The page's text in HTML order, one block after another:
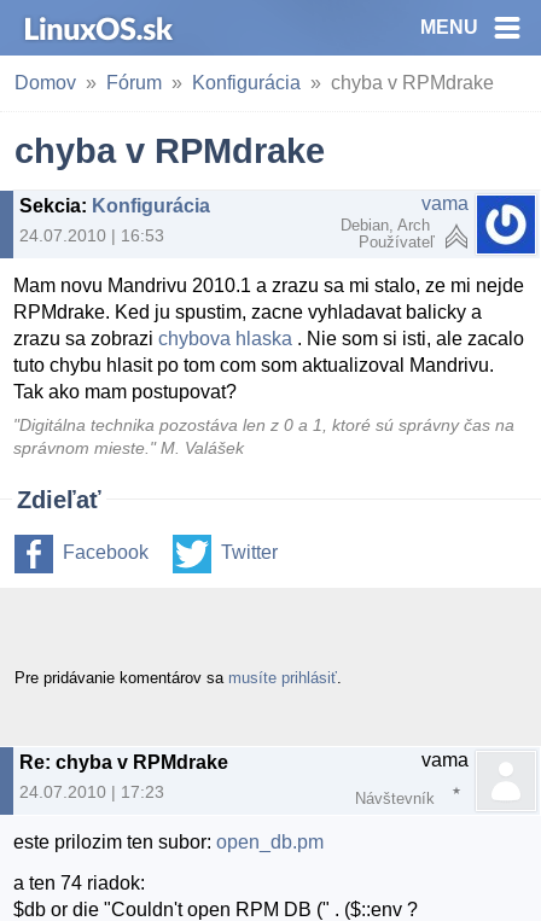
MENU
Domov Fórum Konfigurácia chyba v RPMdrake
chyba v RPMdrake
Sekcia: Konfigurácia
24.07.2010 | 16:53
vama
Debian, Arch
Používateľ
Mam novu Mandrivu 2010.1 a zrazu sa mi stalo, ze mi nejde
RPMdrake. Ked ju spustim, zacne vyhladavat balicky a
zrazu sa zobrazichybova hlaska . Nie som si isti, ale zacalo
tuto chybu hlasit po tom com som aktualizoval Mandrivu.
Tak ako mam postupovat?
"Digitálna technika pozostáva len z 0 a 1, ktoré sú správny čas na
správnom mieste." M. Valášek
Zdieľať
Facebook Twitter
Pre pridávanie komentárov sa musíte prihlásiť
Re: chyba v RPMdrake
24.07.2010 | 17:23
vama
Návštevník
este prilozim ten subor:open_db.pm
a ten 74 riadok:
$db or die "Couldn't open RPM DB (" . ($::env ?